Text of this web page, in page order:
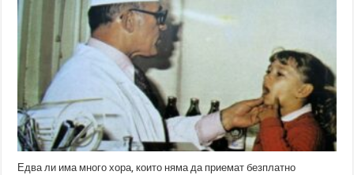
Едва ли има много хора, които няма да приемат безплатно